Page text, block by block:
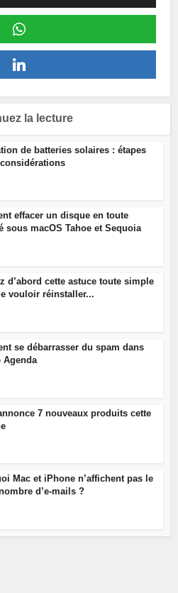
la lecture
de batteries solaires : étapes
effacer un disque en toute
sous macOS Tahoe et Sequoia
d’abord cette astuce toute simple
vouloir réinstaller...
se débarrasser du spam dans
Agenda
7 nouveaux produits cette
Mac et iPhone n’affichent pas le
d’e-mails ?